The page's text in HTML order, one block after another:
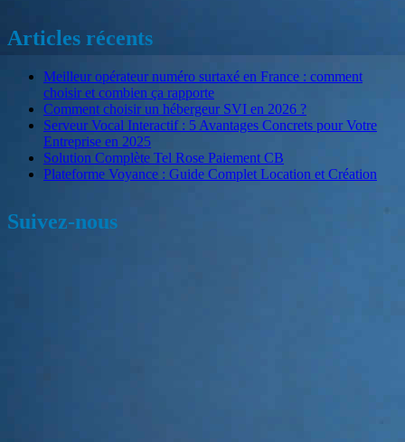
Articles récents
Meilleur opérateur numéro surtaxé en France : comment
choisir et combien ça rapporte
Comment choisir un hébergeur SVI en 2026 ?
Serveur Vocal Interactif : 5 Avantages Concrets pour Votre
Entreprise en 2025
Solution Complète Tel Rose Paiement CB
Plateforme Voyance : Guide Complet Location et Création
Suivez-nous